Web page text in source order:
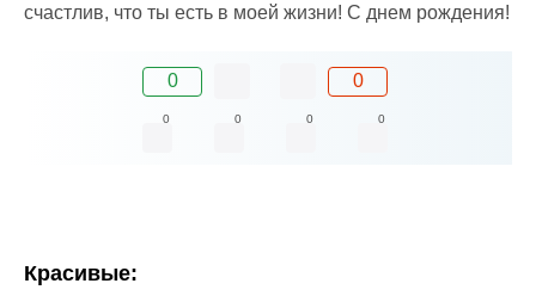
счастлив, что ты есть в моей жизни! С днем рождения!
0 0
0 0 0 0
Красивые: